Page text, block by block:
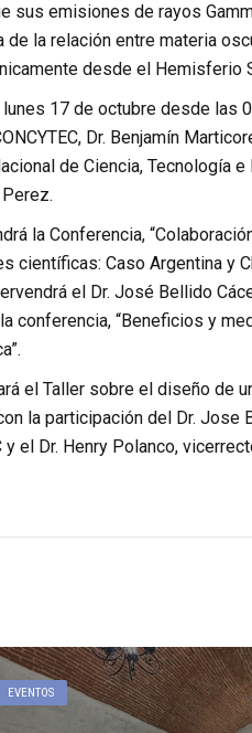
sus emisiones de rayos
de la relación entre materia
desde el Hemisferio
17 de octubre desde las
Dr. Benjamín
de Ciencia, Tecnología
Perez.
la Conferencia,
científicas: Caso Argentina y
el Dr. José Bellido
conferencia, “Beneficios y
el Taller sobre el diseño de
la participación del Dr. Jose
y el Dr. Henry Polanco,
EVENTOS